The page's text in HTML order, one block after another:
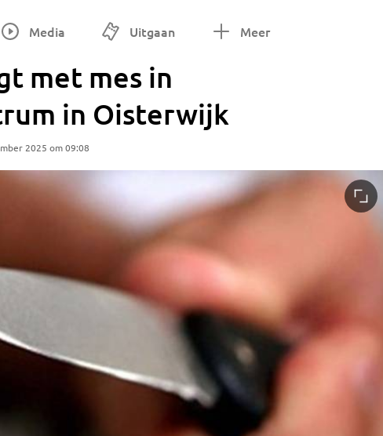
Media Uitgaan Meer
met mes in
in Oisterwijk
2025 om 09:08